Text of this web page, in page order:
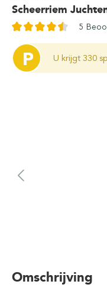
Scheerriem
5
P U krijgt 330
Omschrijving